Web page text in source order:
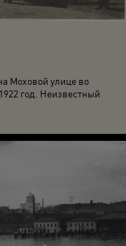
Моховой улице во
год. Неизвестный